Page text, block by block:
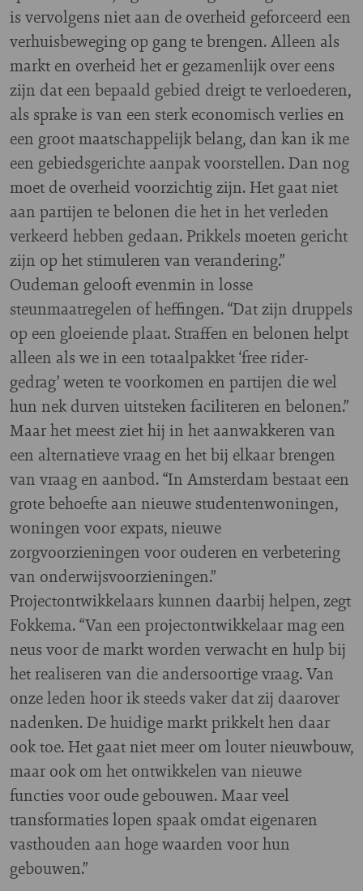
is vervolgens niet aan de overheid geforceerd een
verhuisbeweging op gang te brengen. Alleen als
markt en overheid het er gezamenlijk over eens
zijn dat een bepaald gebied dreigt te verloederen,
als sprake is van een sterk economisch verlies en
een groot maatschappelijk belang, dan kan ik me
een gebiedsgerichte aanpak voorstellen. Dan nog
moet de overheid voorzichtig zijn. Het gaat niet
aan partijen te belonen die het in het verleden
verkeerd hebben gedaan. Prikkels moeten gericht
zijn op het stimuleren van verandering.”
Oudeman gelooft evenmin in losse
steunmaatregelen of heffingen. “Dat zijn druppels
op een gloeiende plaat. Straffen en belonen helpt
alleen als we in een totaalpakket ‘free rider-
gedrag’ weten te voorkomen en partijen die wel
hun nek durven uitsteken faciliteren en belonen.”
Maar het meest ziet hij in het aanwakkeren van
een alternatieve vraag en het bij elkaar brengen
van vraag en aanbod. “In Amsterdam bestaat een
grote behoefte aan nieuwe studentenwoningen,
woningen voor expats, nieuwe
zorgvoorzieningen voor ouderen en verbetering
van onderwijsvoorzieningen.”
Projectontwikkelaars kunnen daarbij helpen, zegt
Fokkema. “Van een projectontwikkelaar mag een
neus voor de markt worden verwacht en hulp bij
het realiseren van die andersoortige vraag. Van
onze leden hoor ik steeds vaker dat zij daarover
nadenken. De huidige markt prikkelt hen daar
ook toe. Het gaat niet meer om louter nieuwbouw,
maar ook om het ontwikkelen van nieuwe
functies voor oude gebouwen. Maar veel
transformaties lopen spaak omdat eigenaren
vasthouden aan hoge waarden voor hun
gebouwen.”